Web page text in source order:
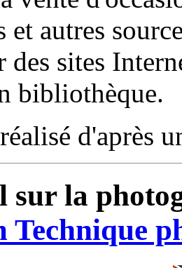
et autres
des sites
bibliothèque.
d'après
sur la
Technique